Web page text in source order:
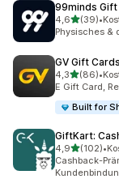
99minds
4,6von 5
(39)
39 •
Physisches &
GV Gift
4,3von 5
(86)
86 •
E Gift Card,
Built for
GiftKart:
4,9von 5
(102)
102 •
Cashback-